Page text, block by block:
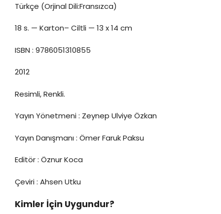
Türkçe (Orjinal Dili:Fransızca)
18 s. — Karton– Ciltli — 13 x 14 cm
ISBN : 9786051310855
2012
Resimli, Renkli.
Yayın Yönetmeni : Zeynep Ulviye Özkan
Yayın Danışmanı : Ömer Faruk Paksu
Editör : Öznur Koca
Çeviri : Ahsen Utku
Kimler İçin Uygundur?